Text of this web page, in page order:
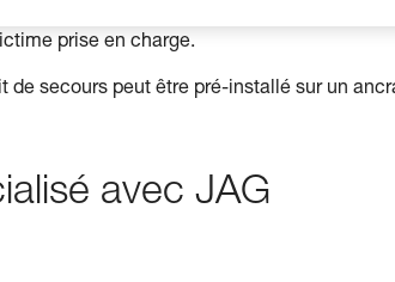
prise en charge.
secours peut être pré-installé sur un
avec JAG